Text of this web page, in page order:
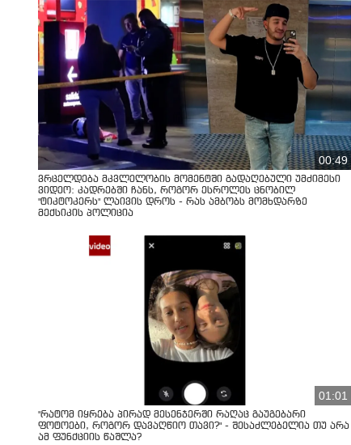
00:49
ვრცელდება მკვლელობის მომენტში გადაღებული უმძიმესი
ვიდეო: კადრებში ჩანს, როგორ ესროლეს ცნობილ
"ტიკტოკერს" ლაივის დროს - რას ამბობს მომხდარზე
მექსიკის პოლიცია
01:01
"რატომ იყრება პირად მესენჯერში რაღაც გაუგებარი
ფოტოები, როგორ დავაღწიო თავი?" - შესაძლებელია თუ არა
ამ ფუნქციის წაშლა?